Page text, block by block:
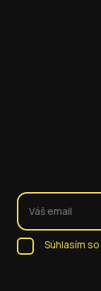
Súhlasím so